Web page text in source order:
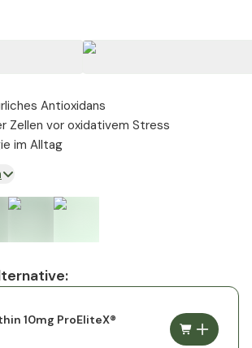
Antioxidans
Zellen vor oxidativem Stress
im Alltag
10mg ProEliteX®